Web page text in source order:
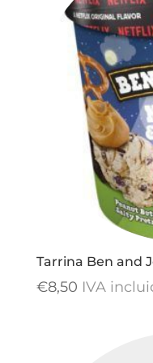
Tarrina Ben and
€8,50 IVA